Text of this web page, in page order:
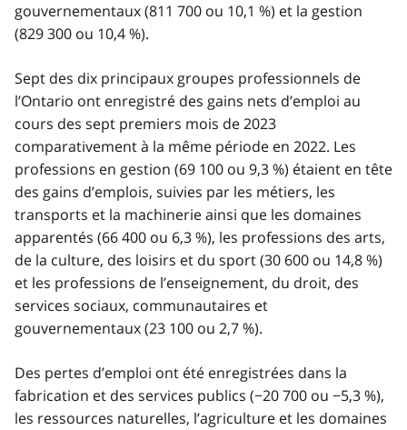
gouvernementaux (811 700 ou 10,1 %) et la gestion
(829 300 ou 10,4 %).
Sept des dix principaux groupes professionnels de
l’Ontario ont enregistré des gains nets d’emploi au
cours des sept premiers mois de 2023
comparativement à la même période en 2022. Les
professions en gestion (69 100 ou 9,3 %) étaient en tête
des gains d’emplois, suivies par les métiers, les
transports et la machinerie ainsi que les domaines
apparentés (66 400 ou 6,3 %), les professions des arts,
de la culture, des loisirs et du sport (30 600 ou 14,8 %)
et les professions de l’enseignement, du droit, des
services sociaux, communautaires et
gouvernementaux (23 100 ou 2,7 %).
Des pertes d’emploi ont été enregistrées dans la
fabrication et des services publics (−20 700 ou −5,3 %),
les ressources naturelles, l’agriculture et les domaines